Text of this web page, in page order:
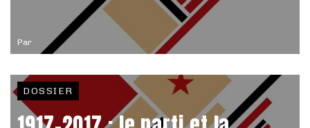
Par
DOSSIER